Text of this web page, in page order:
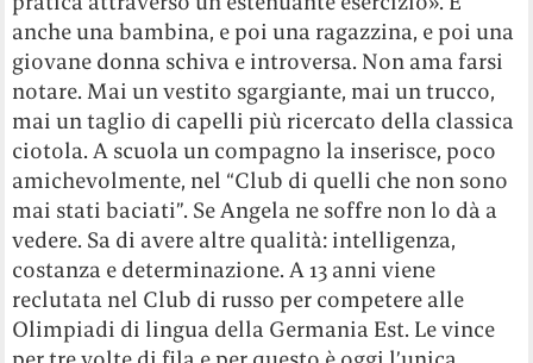
anche una bambina, e poi una ragazzina, e poi una
giovane donna schiva e introversa. Non ama farsi
notare. Mai un vestito sgargiante, mai un trucco,
mai un taglio di capelli più ricercato della classica
ciotola. A scuola un compagno la inserisce, poco
amichevolmente, nel “Club di quelli che non sono
mai stati baciati”. Se Angela ne soffre non lo dà a
vedere. Sa di avere altre qualità: intelligenza,
costanza e determinazione. A 13 anni viene
reclutata nel Club di russo per competere alle
Olimpiadi di lingua della Germania Est. Le vince